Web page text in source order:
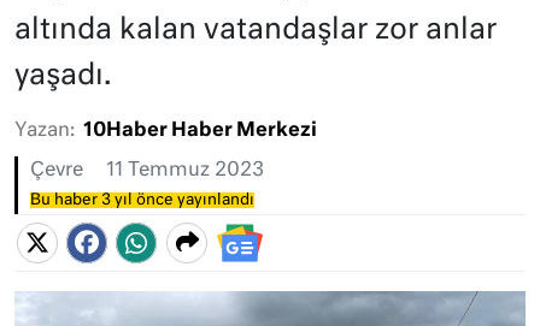
altında kalan vatandaşlar zor anlar
yaşadı.
Yazan: 10Haber Haber Merkezi
Çevre 11 Temmuz 2023
Bu haber 3 yıl önce yayınlandı